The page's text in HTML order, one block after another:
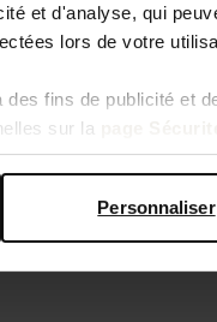
et d'analyse, qui
lors de votre
fins de publicité et
sur la
Personnaliser